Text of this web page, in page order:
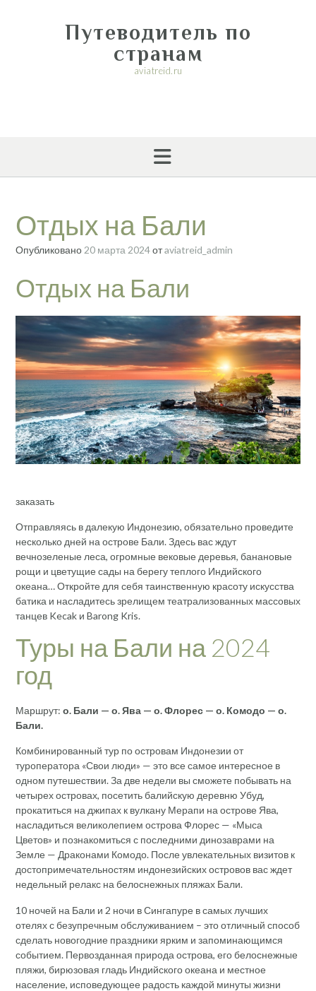
Путеводитель по
странам
aviatreid.ru
Отдых на Бали
Опубликовано 20 марта 2024отaviatreid_admin
Отдых на Бали
заказать
Отправляясь в далекую Индонезию, обязательно проведите
несколько дней на острове Бали. Здесь вас ждут
вечнозеленые леса, огромные вековые деревья, банановые
рощи и цветущие сады на берегу теплого Индийского
океана… Откройте для себя таинственную красоту искусства
батика и насладитесь зрелищем театрализованных массовых
танцев Kecak и Barong Kris.
Туры на Бали на 2024
год
Маршрут: о. Бали — о. Ява — о. Флорес — о. Комодо — о.
Бали.
Комбинированный тур по островам Индонезии от
туроператора «Свои люди» — это все самое интересное в
одном путешествии. За две недели вы сможете побывать на
четырех островах, посетить балийскую деревню Убуд,
прокатиться на джипах к вулкану Мерапи на острове Ява,
насладиться великолепием острова Флорес — «Мыса
Цветов» и познакомиться с последними динозаврами на
Земле — Драконами Комодо. После увлекательных визитов к
достопримечательностям индонезийских островов вас ждет
недельный релакс на белоснежных пляжах Бали.
10 ночей на Бали и 2 ночи в Сингапуре в самых лучших
отелях с безупречным обслуживанием – это отличный способ
сделать новогодние праздники ярким и запоминающимся
событием. Первозданная природа острова, его белоснежные
пляжи, бирюзовая гладь Индийского океана и местное
население, исповедующее радость каждой минуты жизни